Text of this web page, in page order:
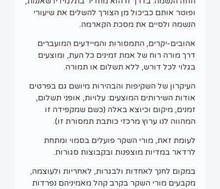
ופוטר אותם כביכול מן הצורך להשלים את שיעורי
הנשמה ולסיים את מסכת הקארמה.
אהובים-יקרים, התמסורות והמיידעים המועברים
דרך מורה רוח של אמת זמינים כל העת, ומוצעים
בגלוי לכל דורש, ללא תשלום או תמורה.
העיקרון של השקיפות והבהירות מיושם גם בפרטים
אודות השירותים המוצעים: עלויות, אופני תשלום,
זמנים, מיקום וכיוצא באלה (כשם שמקפידה זו
המהווה לנו ערוץ מרכזי כותבת תמסורת זו).
לעומת זאת, מורי השקר פועלים בסמוי ומתחת
לרדאר במדיות מוצפנות ובקבוצות סגורות.
במקום לחנך לאחדות ולבגרות, לאחריות ולעוצמה,
מקבעים מורי השקר בקרב קהל מאמיניהם נפרדות